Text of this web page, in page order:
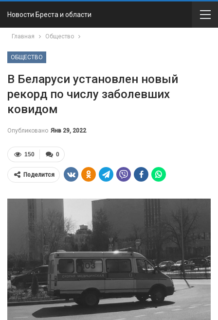
Новости Бреста и области
Главная Общество
ОБЩЕСТВО
В Беларуси установлен новый
рекорд по числу заболевших
ковидом
Опубликовано Янв 29, 2022
0
150
Поделится